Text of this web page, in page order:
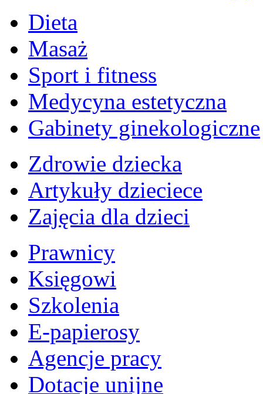
Dieta
Masaż
Sport i fitness
Medycyna estetyczna
Gabinety ginekologiczne
Zdrowie dziecka
Artykuły dzieciece
Zajęcia dla dzieci
Prawnicy
Księgowi
Szkolenia
E-papierosy
Agencje pracy
Dotacje unijne